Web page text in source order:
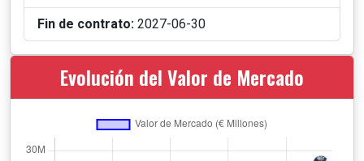
Fin de contrato: 2027-06-30
Evolución del Valor de Mercado